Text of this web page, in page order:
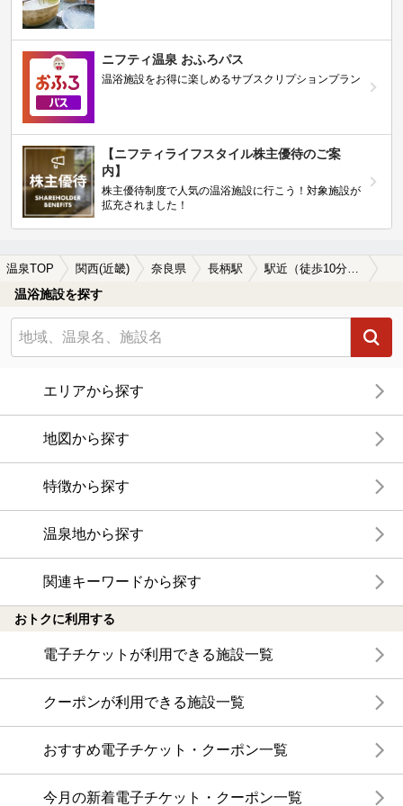
ニフティ温泉 おふろパス
温浴施設をお得に楽しめるサブスクリプションプラン
【ニフティライフスタイル株主優待のご案
内】
株主優待制度で人気の温浴施設に行こう！対象施設が
拡充されました！
温泉TOP 関西(近畿) 奈良県 長柄駅 駅近（徒歩10分以内）の長柄駅近くの温泉、日帰り温泉、スーパー銭湯おすすめ
温浴施設を探す
エリアから探す
地図から探す
特徴から探す
温泉地から探す
関連キーワードから探す
おトクに利用する
電子チケットが利用できる施設一覧
クーポンが利用できる施設一覧
おすすめ電子チケット・クーポン一覧
今月の新着電子チケット・クーポン一覧